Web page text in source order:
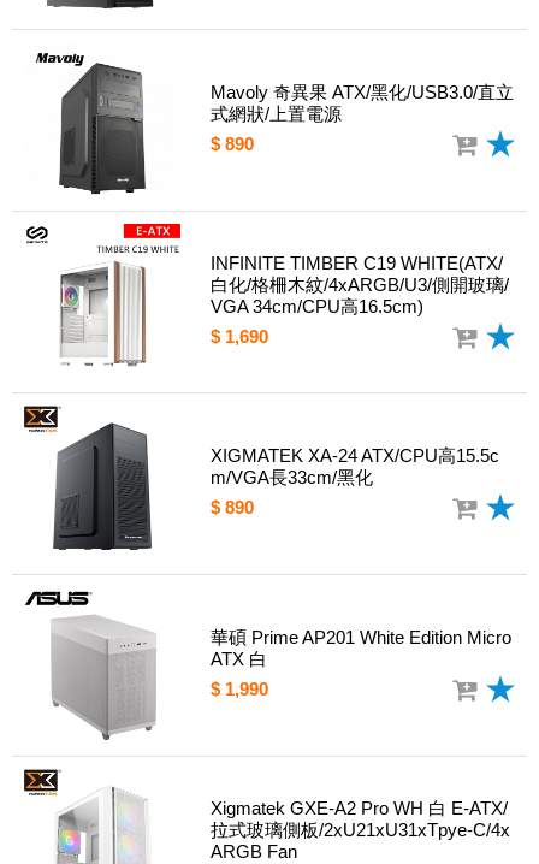
Mavoly 奇異果 ATX/黑化/USB3.0/直立
式網狀/上置電源
$ 890
INFINITE TIMBER C19 WHITE(ATX/
白化/格柵木紋/4xARGB/U3/側開玻璃/
VGA 34cm/CPU高16.5cm)
$ 1,690
XIGMATEK XA-24 ATX/CPU高15.5c
m/VGA長33cm/黑化
$ 890
華碩 Prime AP201 White Edition Micro
ATX 白
$ 1,990
Xigmatek GXE-A2 Pro WH 白 E-ATX/
拉式玻璃側板/2xU21xU31xTpye-C/4x
ARGB Fan